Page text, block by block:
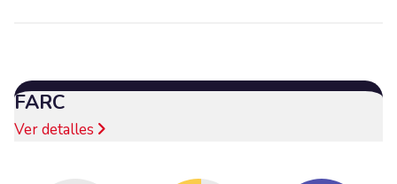
FARC
Ver detalles